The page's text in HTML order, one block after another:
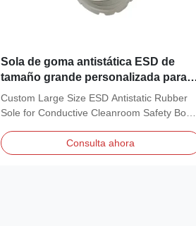
Sola de goma antistática ESD de
tamaño grande personalizada para
botas de seguridad de sala limpia
conductiva
Custom Large Size ESD Antistatic Rubber
Sole for Conductive Cleanroom Safety Boots
Consulta ahora